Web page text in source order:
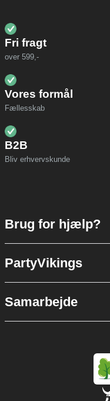
Fri fragt
over 599,-
Vores formål
Fællesskab
B2B
Bliv erhvervskunde
Brug for hjælp?
PartyVikings
Samarbejde